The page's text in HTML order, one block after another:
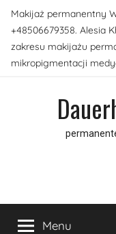
Skip
content
Makijaż permanentny
+48506679358. Alesia
zakresu makijażu
mikropigmentacji
Menu